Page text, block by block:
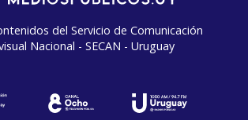
del Servicio de Comunicación
Nacional - SECAN - Uruguay